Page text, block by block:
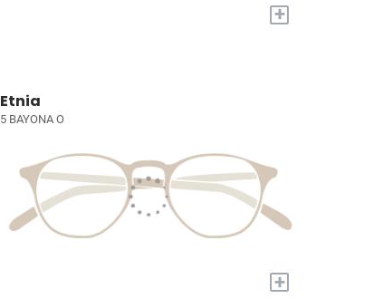
+
Etnia
5 BAYONA O
+